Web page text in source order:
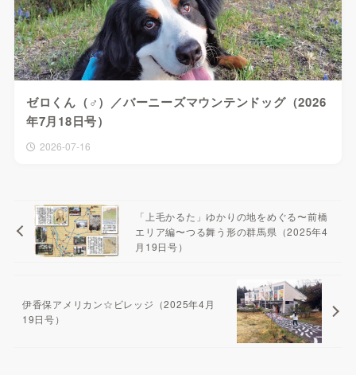
ゼロくん（♂）／バーニーズマウンテンドッグ（2026
年7月18日号）
2026-07-16
「上毛かるた」ゆかりの地をめぐる〜前橋
エリア編〜つる舞う形の群馬県（2025年4
月19日号）
伊香保アメリカン☆ビレッジ（2025年4月
19日号）